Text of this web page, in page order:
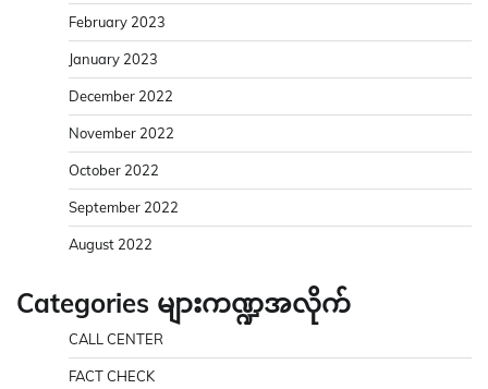
February 2023
January 2023
December 2022
November 2022
October 2022
September 2022
August 2022
Categories များကဏ္ဍအလိုက်
CALL CENTER
FACT CHECK